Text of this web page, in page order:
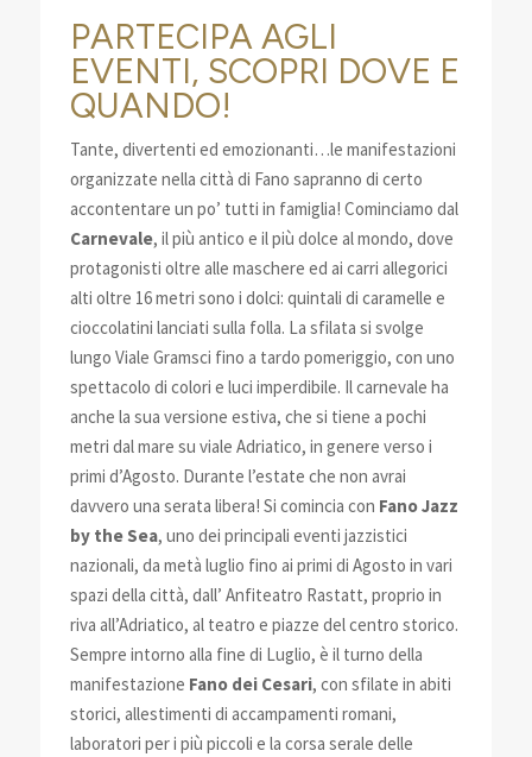
PARTECIPA AGLI
EVENTI, SCOPRI DOVE E
QUANDO!
Tante, divertenti ed emozionanti…le manifestazioni
organizzate nella città di Fano sapranno di certo
accontentare un po’ tutti in famiglia! Cominciamo dal
Carnevale, il più antico e il più dolce al mondo, dove
protagonisti oltre alle maschere ed ai carri allegorici
alti oltre 16 metri sono i dolci: quintali di caramelle e
cioccolatini lanciati sulla folla. La sfilata si svolge
lungo Viale Gramsci fino a tardo pomeriggio, con uno
spettacolo di colori e luci imperdibile. Il carnevale ha
anche la sua versione estiva, che si tiene a pochi
metri dal mare su viale Adriatico, in genere verso i
primi d’Agosto. Durante l’estate che non avrai
davvero una serata libera! Si comincia con Fano Jazz
by the Sea, uno dei principali eventi jazzistici
nazionali, da metà luglio fino ai primi di Agosto in vari
spazi della città, dall’ Anfiteatro Rastatt, proprio in
riva all’Adriatico, al teatro e piazze del centro storico.
Sempre intorno alla fine di Luglio, è il turno della
manifestazione Fano dei Cesari, con sfilate in abiti
storici, allestimenti di accampamenti romani,
laboratori per i più piccoli e la corsa serale delle